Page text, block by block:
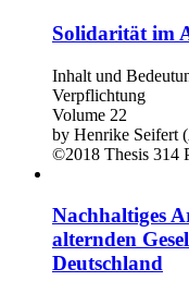
Solidarität im
Inhalt und
Verpflichtung
Volume 22
by Henrike Seifert
©2018 Thesis 314
Nachhaltiges
alternden
Deutschland